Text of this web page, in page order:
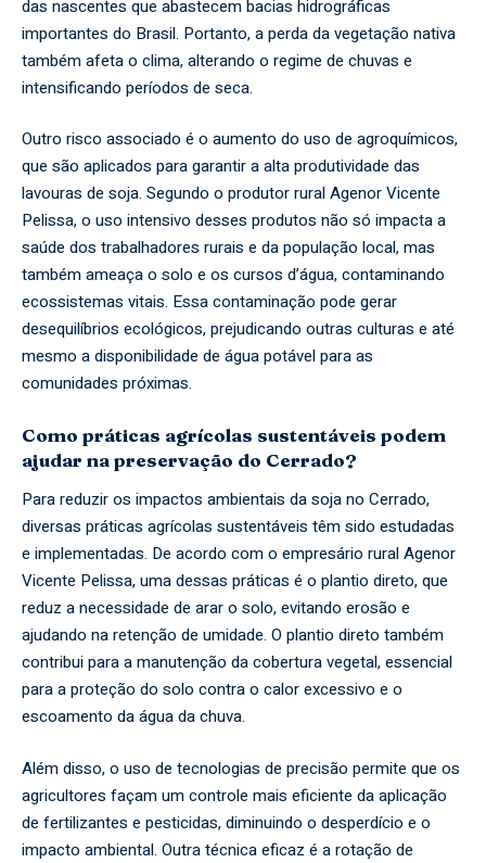
das nascentes que abastecem bacias hidrográficas
importantes do Brasil. Portanto, a perda da vegetação nativa
também afeta o clima, alterando o regime de chuvas e
intensificando períodos de seca.
Outro risco associado é o aumento do uso de agroquímicos,
que são aplicados para garantir a alta produtividade das
lavouras de soja. Segundo o produtor rural Agenor Vicente
Pelissa, o uso intensivo desses produtos não só impacta a
saúde dos trabalhadores rurais e da população local, mas
também ameaça o solo e os cursos d’água, contaminando
ecossistemas vitais. Essa contaminação pode gerar
desequilíbrios ecológicos, prejudicando outras culturas e até
mesmo a disponibilidade de água potável para as
comunidades próximas.
Como práticas agrícolas sustentáveis podem
ajudar na preservação do Cerrado?
Para reduzir os impactos ambientais da soja no Cerrado,
diversas práticas agrícolas sustentáveis têm sido estudadas
e implementadas. De acordo com o empresário rural Agenor
Vicente Pelissa, uma dessas práticas é o plantio direto, que
reduz a necessidade de arar o solo, evitando erosão e
ajudando na retenção de umidade. O plantio direto também
contribui para a manutenção da cobertura vegetal, essencial
para a proteção do solo contra o calor excessivo e o
escoamento da água da chuva.
Além disso, o uso de tecnologias de precisão permite que os
agricultores façam um controle mais eficiente da aplicação
de fertilizantes e pesticidas, diminuindo o desperdício e o
impacto ambiental. Outra técnica eficaz é a rotação de